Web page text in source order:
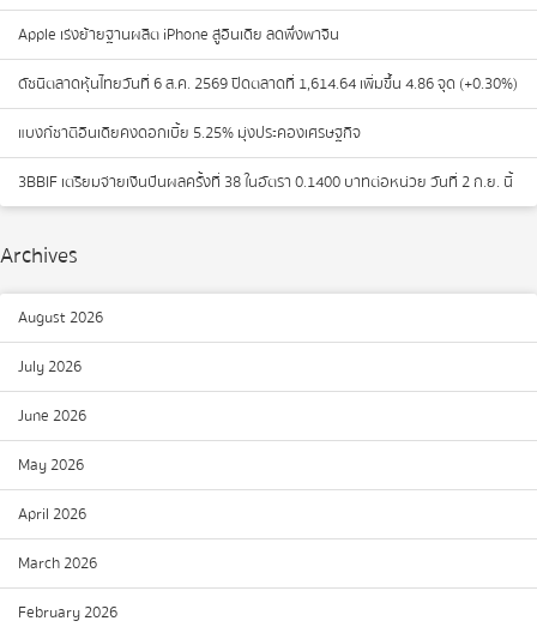
Apple เร่งย้ายฐานผลิต iPhone สู่อินเดีย ลดพึ่งพาจีน
ดัชนีตลาดหุ้นไทยวันที่ 6 ส.ค. 2569 ปิดตลาดที่ 1,614.64 เพิ่มขึ้น 4.86 จุด (+0.30%)
แบงก์ชาติอินเดียคงดอกเบี้ย 5.25% มุ่งประคองเศรษฐกิจ
3BBIF เตรียมจ่ายเงินปันผลครั้งที่ 38 ในอัตรา 0.1400 บาทต่อหน่วย วันที่ 2 ก.ย. นี้
Archives
August 2026
July 2026
June 2026
May 2026
April 2026
March 2026
February 2026